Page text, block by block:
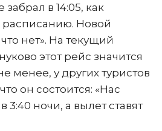
в 14:05, как
Новой
нет». На текущий
этот рейс значится
менее, у других туристов
он состоится: «Нас
3:40 ночи, а вылет ставят